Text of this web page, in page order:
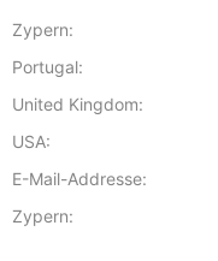
Zypern:
Portugal:
United Kingdom:
USA:
E-Mail-Addresse:
Zypern: